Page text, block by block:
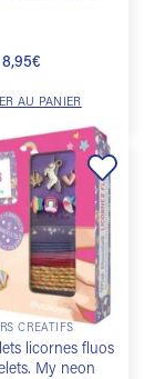
8,95€
AU PANIER
Ajouter
à la
liste de
souhaits
CRÉATIFS
licornes fluos
My neon